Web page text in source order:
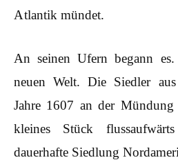
Atlantik mündet.
An seinen Ufern begann
neuen Welt. Die Siedler
Jahre 1607 an der Mündung
kleines Stück
dauerhafte Siedlung